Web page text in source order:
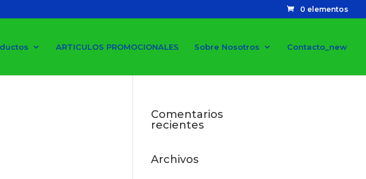
0 elementos
ARTICULOS PROMOCIONALES Sobre Nosotros Contacto_new
Comentarios
recientes
Archivos